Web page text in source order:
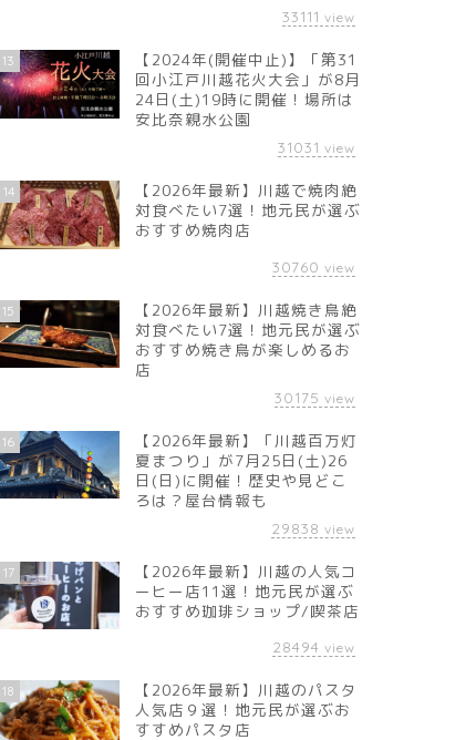
33111 view
13
【2024年(開催中止)】「第31
回小江戸川越花火大会」が8月
24日(土)19時に開催！場所は
安比奈親水公園
31031 view
14
【2026年最新】川越で焼肉絶
対食べたい7選！地元民が選ぶ
おすすめ焼肉店
30760 view
15
【2026年最新】川越焼き鳥絶
対食べたい7選！地元民が選ぶ
おすすめ焼き鳥が楽しめるお
店
30175 view
16
【2026年最新】「川越百万灯
夏まつり」が7月25日(土)26
日(日)に開催！歴史や見どこ
ろは？屋台情報も
29838 view
17
【2026年最新】川越の人気コ
ーヒー店11選！地元民が選ぶ
おすすめ珈琲ショップ/喫茶店
28494 view
18
【2026年最新】川越のパスタ
人気店９選！地元民が選ぶお
すすめパスタ店